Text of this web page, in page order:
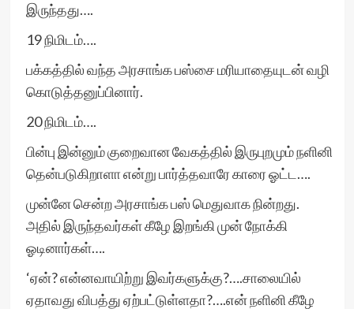
இருந்தது….
19 நிமிடம்….
பக்கத்தில் வந்த அரசாங்க பஸ்சை மரியாதையுடன் வழி
கொடுத்தனுப்பினார்.
20 நிமிடம்….
பின்பு இன்னும் குறைவான வேகத்தில் இருபுறமும் நளினி
தென்படுகிறாளா என்று பார்த்தவாரே காரை ஓட்ட….
முன்னே சென்ற அரசாங்க பஸ் மெதுவாக நின்றது.
அதில் இருந்தவர்கள் கீழே இறங்கி முன் நோக்கி
ஓடினார்கள்….
‘ஏன்? என்னவாயிற்று இவர்களுக்கு?….சாலையில்
ஏதாவது விபத்து ஏற்பட்டுள்ளதா?….என் நளினி கீழே